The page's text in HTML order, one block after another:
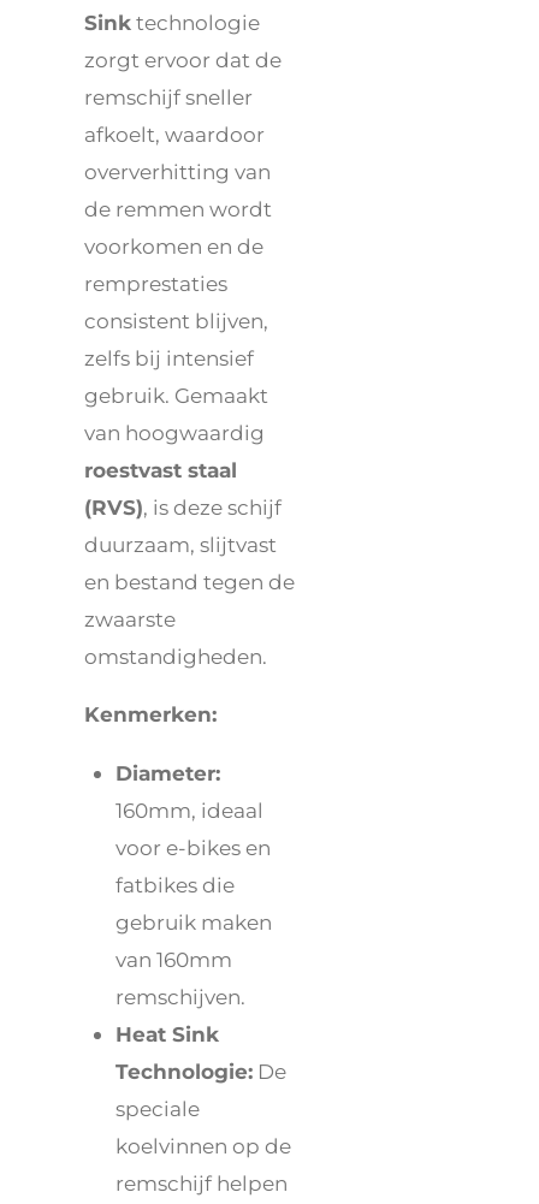
Sinktechnologie
zorgt ervoor dat de
remschijf sneller
afkoelt, waardoor
oververhitting van
de remmen wordt
voorkomen en de
remprestaties
consistent blijven,
zelfs bij intensief
gebruik. Gemaakt
van hoogwaardig
roestvast staal
(RVS), is deze schijf
duurzaam, slijtvast
en bestand tegen de
zwaarste
omstandigheden.
Kenmerken:
Diameter:
160mm, ideaal
voor e-bikes en
fatbikes die
gebruik maken
van 160mm
remschijven.
Heat Sink
Technologie: De
speciale
koelvinnen op de
remschijf helpen